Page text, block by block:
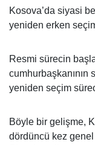
Kosova’da siyasi
yeniden erken
Resmi sürecin
yeniden seçim
Böyle bir gelişme,
dördüncü kez